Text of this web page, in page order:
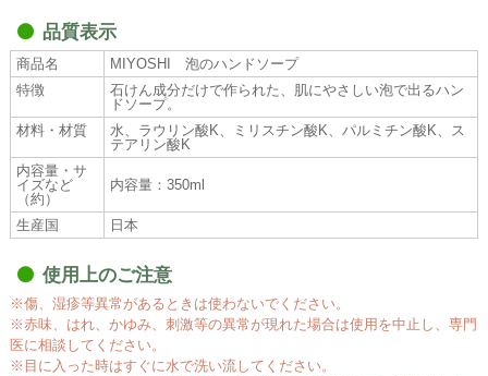
品質表示
商品名
MIYOSHI 泡のハンドソープ
特徴
石けん成分だけで作られた、肌にやさしい泡で出るハン
ドソープ。
材料・材質
水、ラウリン酸K、ミリスチン酸K、パルミチン酸K、ス
テアリン酸K
内容量・サ
イズなど
（約）
内容量：350ml
生産国 日本
使用上のご注意
※傷、湿疹等異常があるときは使わないでください。
※赤味、はれ、かゆみ、刺激等の異常が現れた場合は使用を中止し、専門
医に相談してください。
※目に入った時はすぐに水で洗い流してください。